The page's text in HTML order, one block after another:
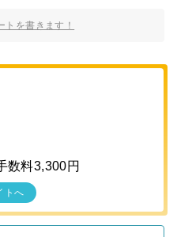
トを書きます！
数料3,300円
トへ